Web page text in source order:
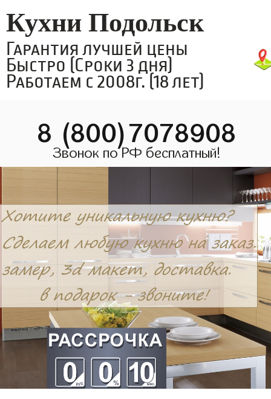
Кухни Подольск
Гарантия лучшей цены
Быстро (Сроки 3 дня)
Работаем с 2008г. (18 лет)
8 (800)7078908
Звонок по РФ бесплатный!